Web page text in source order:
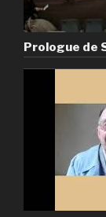
Prologue de